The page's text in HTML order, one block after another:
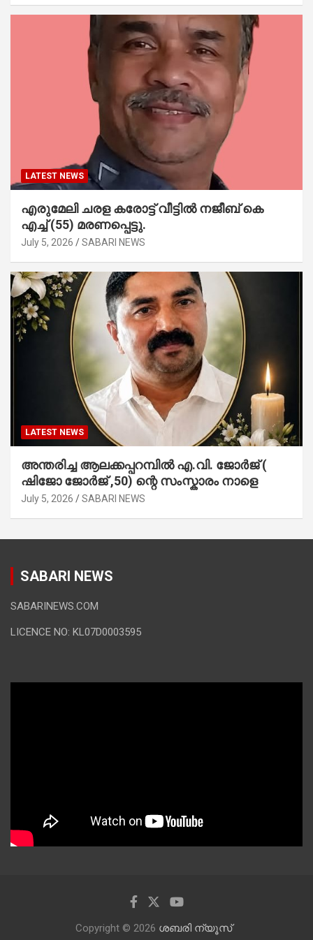
LATEST NEWS
എരുമേലി ചരള കരോട്ട് വീട്ടിൽ നജീബ് കെ
എച്ച് (55) മരണപ്പെട്ടു.
July 5, 2026 SABARI NEWS
LATEST NEWS
അന്തരിച്ച ആ​ല​ക്ക​പ്പ​റമ്പിൽ​ എ.​വി. ജോ​ർ​ജ് (
ഷിജോ ജോർജ് ,50) ന്റെ സംസ്കാരം നാളെ
July 5, 2026 SABARI NEWS
SABARI NEWS
SABARINEWS.COM
LICENCE NO: KL07D0003595
Copyright © 2026 ശബരി ന്യൂസ്